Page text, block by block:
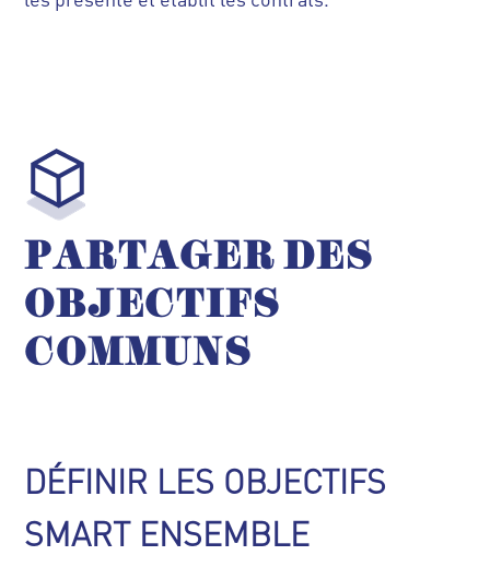
PARTAGER DES
OBJECTIFS
COMMUNS
DÉFINIR LES OBJECTIFS
SMART ENSEMBLE